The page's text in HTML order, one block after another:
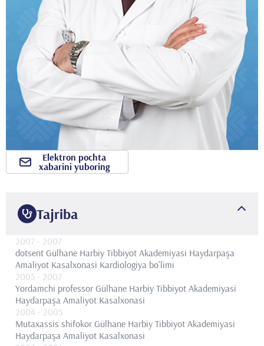
Tajriba
2007 - 2007
dotsent Gülhane Harbiy Tibbiyot Akademiyasi Haydarpaşa
Amaliyot Kasalxonasi Kardiologiya bo'limi
2005 - 2007
Yordamchi professor Gülhane Harbiy Tibbiyot Akademiyasi
Haydarpaşa Amaliyot Kasalxonasi
2004 - 2005
Mutaxassis shifokor Gülhane Harbiy Tibbiyot Akademiyasi
Haydarpaşa Amaliyot Kasalxonasi
Elektron pochta
xabarini yuboring